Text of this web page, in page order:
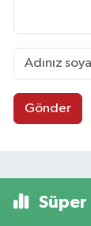
Gönder
Süper